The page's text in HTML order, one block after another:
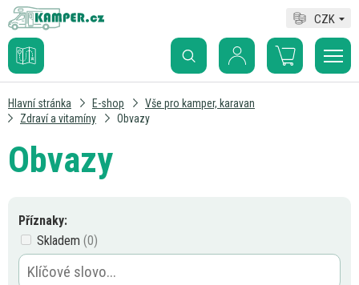
CZK
Hlavní stránka E-shop
Vše pro kamper, karavan
Zdraví a vitamíny
Obvazy
Obvazy
Příznaky:
Skladem